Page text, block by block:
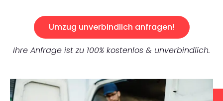
Umzug unverbindlich anfragen!
Ihre Anfrage ist zu 100% kostenlos & unverbindlich.